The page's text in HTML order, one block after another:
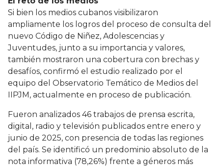
Si bien los medios cubanos visibilizaron
ampliamente los logros del proceso de consulta del
nuevo Código de Niñez, Adolescencias y
Juventudes, junto a su importancia y valores,
también mostraron una cobertura con brechas y
desafíos, confirmó el estudio realizado por el
equipo del Observatorio Temático de Medios del
IIPJM, actualmente en proceso de publicación.
Fueron analizados 46 trabajos de prensa escrita,
digital, radio y televisión publicados entre enero y
junio de 2025, con presencia de todas las regiones
del país. Se identificó un predominio absoluto de la
nota informativa (78,26%) frente a géneros más